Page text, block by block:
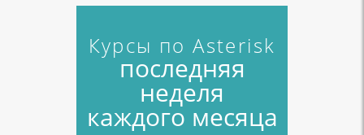
Курсы по Asterisk
последняя
неделя
каждого месяца